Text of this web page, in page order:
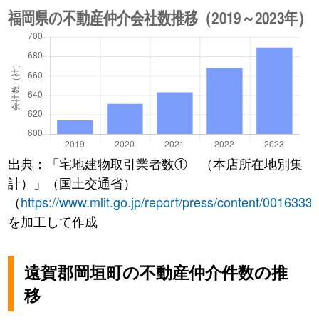
出典：「宅地建物取引業者数① （本店所在地別集
計）」（国土交通省）
（https://www.mlit.go.jp/report/press/content/
を加工して作成
遠賀郡岡垣町の不動産仲介件数の推
移